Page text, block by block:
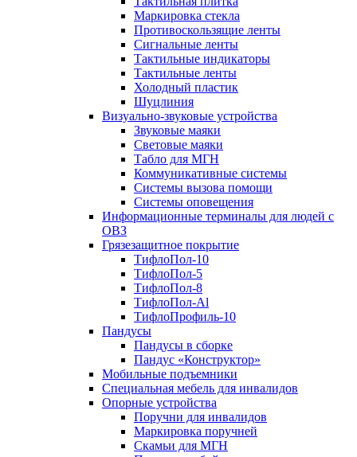
Маркировка стекла
Противоскользящие ленты
Сигнальные ленты
Тактильные индикаторы
Тактильные ленты
Холодный пластик
Шуцлиния
Визуально-звуковые устройства
Звуковые маяки
Световые маяки
Табло для МГН
Коммуникативные системы
Системы вызова помощи
Системы оповещения
Информационные терминалы для людей с
ОВЗ
Грязезащитное покрытие
ТифлоПол-10
ТифлоПол-5
ТифлоПол-8
ТифлоПол-Al
ТифлоПрофиль-10
Пандусы
Пандусы в сборке
Пандус «Конструктор»
Мобильные подъемники
Специальная мебель для инвалидов
Опорные устройства
Поручни для инвалидов
Маркировка поручней
Скамьи для МГН